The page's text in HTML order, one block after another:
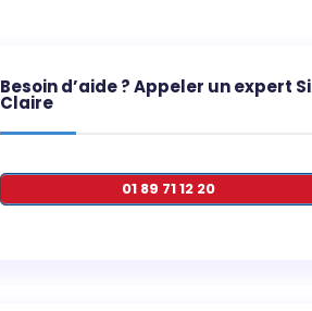
Besoin d’aide ? Appeler un expert Si
Claire
01 89 71 12 20